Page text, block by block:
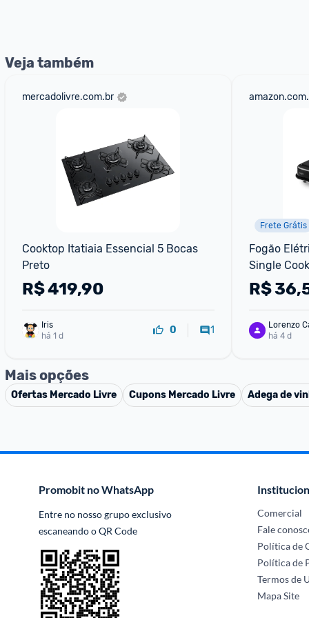
Veja também
mercadolivre.com.br
Cooktop Itatiaia Essencial 5 Bocas
Preto
R$419,90
Iris
há 1 d
0 1
Frete Grátis
Fogão
Single
R$
Lorenzo
há 4 d
Mais opções
Ofertas Mercado Livre Cupons Mercado Livre Adega de
Promobit no WhatsApp
Entre no nosso grupo exclusivo
escaneando o QR Code
Comercial
Fale
Política de
Política de
Termos de
Mapa Site